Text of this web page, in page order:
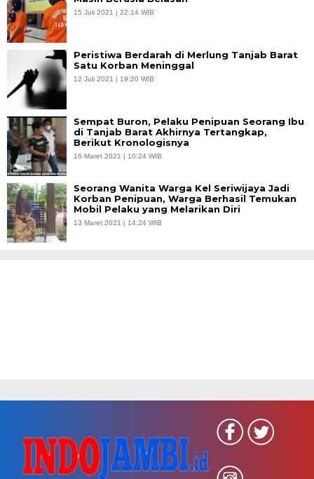
15 Juli 2021 | 22:14 WIB
Peristiwa Berdarah di Merlung Tanjab Barat
Satu Korban Meninggal
12 Juli 2021 | 19:20 WIB
Sempat Buron, Pelaku Penipuan Seorang Ibu
di Tanjab Barat Akhirnya Tertangkap,
Berikut Kronologisnya
16 Maret 2021 | 10:24 WIB
Seorang Wanita Warga Kel Seriwijaya Jadi
Korban Penipuan, Warga Berhasil Temukan
Mobil Pelaku yang Melarikan Diri
13 Maret 2021 | 14:24 WIB